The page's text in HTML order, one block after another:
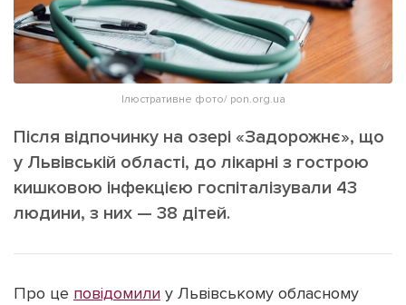
Розслідування
Погляди
Ініціативи
Зв'язатися з нами
[email protected] Реклама на сайті
Ілюстративне фото/ pon.org.ua
Після відпочинку на озері «Задорожнє», що
у Львівській області, до лікарні з гострою
кишковою інфекцією госпіталізували 43
людини, з них — 38 дітей.
Про це повідомили у Львівському обласному